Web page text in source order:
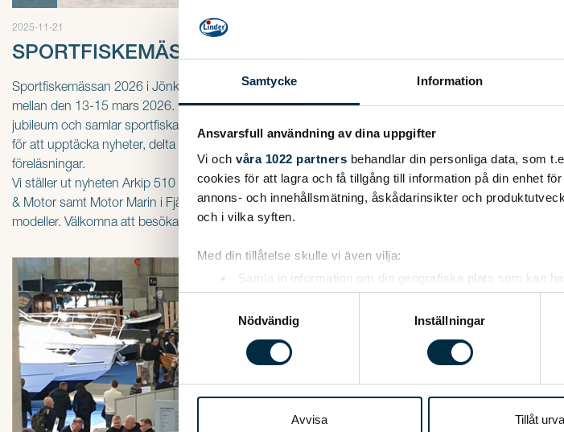
Samtycke Information
Ansvarsfull användning av dina uppgifter
Vi och våra 1022 partners behandlar din personliga data, som
cookies för att lagra och få tillgång till information på din enhet
annons- och innehållsmätning, åskådarinsikter och
och i vilka syften.
Med din tillåtelse skulle vi även vilja:
Samla in information om din geografiska plats som kan
Identifiera din enhet genom att aktivt skanna den för
Ta reda på mer om hur dina personliga uppgifter behandlas och
eller dra tillbaka ditt samtycke när som helst från cookie-
sociala medier och analysera vår trafik. Vi vidarebefordrar även
till de sociala medier och annons- och analysföretag som vi
Samtyckesval
Nödvändig
Inställningar
Avvisa Tillåt
2025-11-21
SPORTFISKEMÄSSAN 2026
Sportfiskemässan 2026 i Jönköping äger rum på Elmia
mellan den 13-15 mars 2026. Evenemanget firar sitt 20:e
jubileum och samlar sportfiskare, branschen och besökare
för att upptäcka nyheter, delta i aktiviteter och inspireras av
föreläsningar.
Vi ställer ut nyheten Arkip 510 tillsammans med Borås Marin
& Motor samt Motor Marin i Fjälkinge. Borås visar även fler
modeller. Välkomna att besöka oss.
ALLT FÖR SJÖN
Sveriges största båtmässa
kanske för sista gången, den 5–8
2026. Mässan hålls på
båtar, tillbehör och inspirerande
Marin/Marindepån ställer ut en del
nyheterna Arkip 510 och 570.